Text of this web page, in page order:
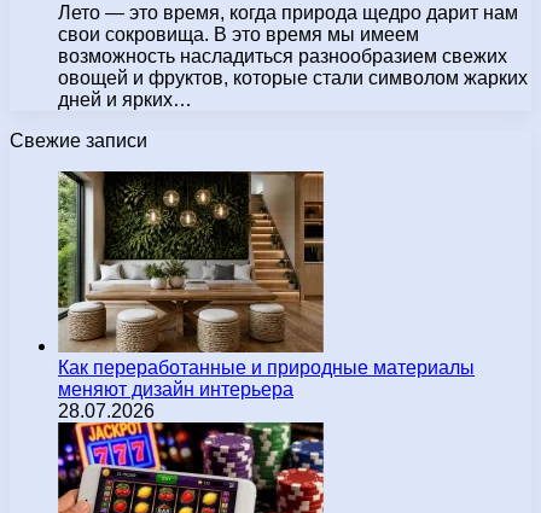
Лето — это время, когда природа щедро дарит нам
свои сокровища. В это время мы имеем
возможность насладиться разнообразием свежих
овощей и фруктов, которые стали символом жарких
дней и ярких…
Свежие записи
Как переработанные и природные материалы
меняют дизайн интерьера
28.07.2026